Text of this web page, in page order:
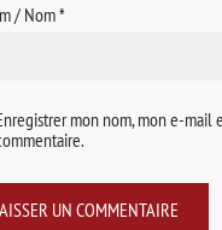
/ Nom*
mon nom, mon e-